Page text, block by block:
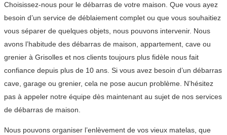
Choisissez-nous pour le débarras de votre maison. Que vous ayez
besoin d’un service de déblaiement complet ou que vous souhaitiez
vous séparer de quelques objets, nous pouvons intervenir. Nous
avons l’habitude des débarras de maison, appartement, cave ou
grenier à Grisolles et nos clients toujours plus fidèle nous fait
confiance depuis plus de 10 ans. Si vous avez besoin d’un débarras
cave, garage ou grenier, cela ne pose aucun problème. N’hésitez
pas à appeler notre équipe dès maintenant au sujet de nos services
de débarras de maison.
Nous pouvons organiser l’enlèvement de vos vieux matelas, que